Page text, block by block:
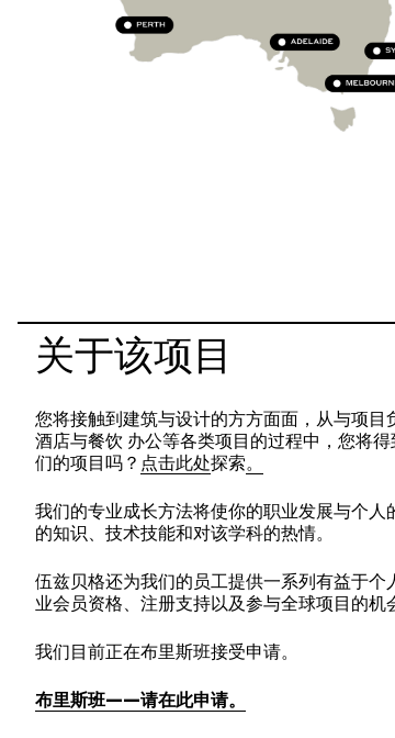
关于该项目
您将接触到建筑与设计的方方面面，从与项
酒店与餐饮 办公等各类项目的过程中，您将
们的项目吗？ 点击此处探索。
我们的专业成长方法将使你的职业发展与个
的知识、技术技能和对该学科的热情。
伍兹贝格还为我们的员工提供一系列有益于
业会员资格、注册支持以及参与全球项目的机
我们目前正在布里斯班接受申请。
布里斯班——请在此申请。